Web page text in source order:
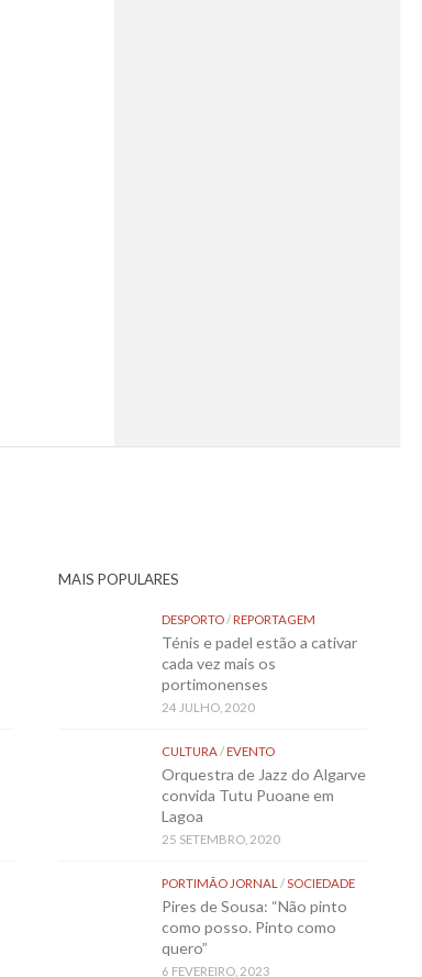
MAIS POPULARES
DESPORTO/REPORTAGEM
Ténis e padel estão a cativar
cada vez mais os
portimonenses
24 JULHO, 2020
CULTURA/EVENTO
Orquestra de Jazz do Algarve
convida Tutu Puoane em
Lagoa
25 SETEMBRO, 2020
PORTIMÃO JORNAL /SOCIEDADE
Pires de Sousa: “Não pinto
como posso. Pinto como
quero”
6 FEVEREIRO, 2023